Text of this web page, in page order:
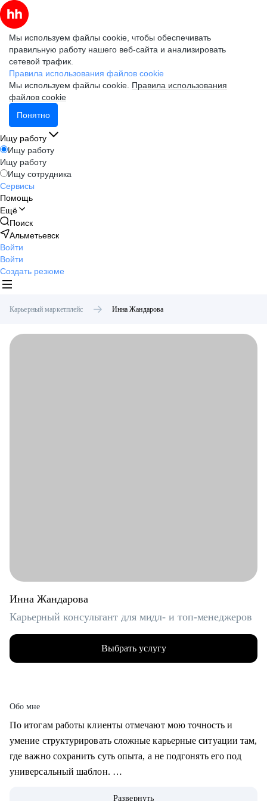
Мы используем файлы cookie, чтобы обеспечивать
правильную работу нашего веб-сайта и анализировать
сетевой трафик.
Правила использования файлов cookie
Мы используем файлы cookie. Правила использования
файлов cookie
Понятно
Ищу работу
Ищу работу
Ищу работу
Ищу сотрудника
Сервисы
Помощь
Ещё
Поиск
Альметьевск
Войти
Войти
Создать резюме
Карьерный маркетплейс Инна Жандарова
Инна Жандарова
Карьерный консультант для мидл- и топ-менеджеров
Выбрать услугу
Обо мне
По итогам работы клиенты отмечают мою точность и
умение структурировать сложные карьерные ситуации там,
где важно сохранить суть опыта, а не подгонять его под
универсальный шаблон.
Развернуть